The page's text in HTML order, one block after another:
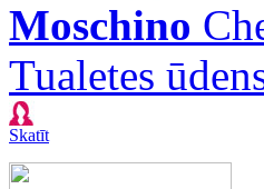
Moschino
Tualetes
Skatīt